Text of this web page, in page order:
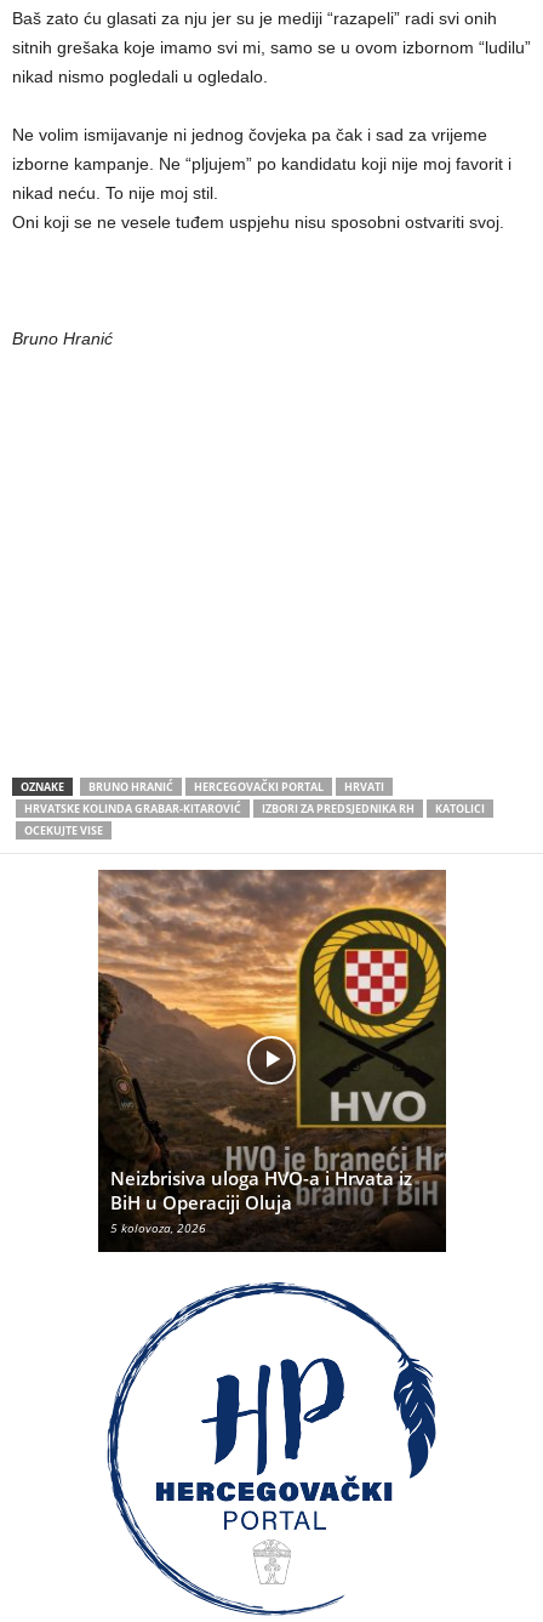
Baš zato ću glasati za nju jer su je mediji “razapeli” radi svi onih
sitnih grešaka koje imamo svi mi, samo se u ovom izbornom “ludilu”
nikad nismo pogledali u ogledalo.
Ne volim ismijavanje ni jednog čovjeka pa čak i sad za vrijeme
izborne kampanje. Ne “pljujem” po kandidatu koji nije moj favorit i
nikad neću. To nije moj stil.
Oni koji se ne vesele tuđem uspjehu nisu sposobni ostvariti svoj.
Bruno Hranić
OZNAKE BRUNO HRANIĆ HERCEGOVAČKI PORTAL
HRVATI
HRVATSKE KOLINDA GRABAR-KITAROVIĆ
IZBORI ZA PREDSJEDNIKA RH
KATOLICI
OCEKUJTE VISE
Neizbrisiva uloga HVO-a i Hrvata iz
BiH u Operaciji Oluja
5 kolovoza, 2026